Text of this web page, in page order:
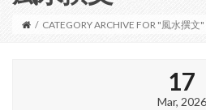
/ CATEGORY ARCHIVE FOR "風水撰文"
17
Mar, 2026